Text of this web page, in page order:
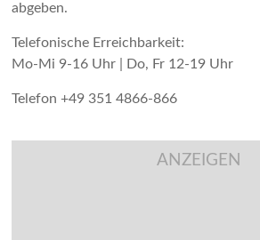
abgeben.
Telefonische Erreichbarkeit:
Mo-Mi 9-16 Uhr | Do, Fr 12-19 Uhr
Telefon +49 351 4866-866
ANZEIGEN